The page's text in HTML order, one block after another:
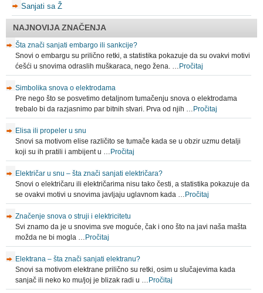
Sanjati sa Ž
NAJNOVIJA ZNAČENJA
Šta znači sanjati embargo ili sankcije?
Snovi o embargu su prilično retki, a statistika pokazuje da su ovakvi motivi
ćešći u snovima odraslih muškaraca, nego žena. … Pročitaj
Simbolika snova o elektrodama
Pre nego što se posvetimo detaljnom tumačenju snova o elektrodama
trebalo bi da razjasnimo par bitnih stvari. Prva od njih … Pročitaj
Elisa ili propeler u snu
Snovi sa motivom elise različito se tumače kada se u obzir uzmu detalji
koji su ih pratili i ambijent u … Pročitaj
Električar u snu – šta znači sanjati električara?
Snovi o električaru ili električarima nisu tako česti, a statistika pokazuje da
se ovakvi motivi u snovima javljaju uglavnom kada … Pročitaj
Značenje snova o struji i elektricitetu
Svi znamo da je u snovima sve moguće, čak i ono što na javi naša mašta
možda ne bi mogla … Pročitaj
Elektrana – šta znači sanjati elektranu?
Snovi sa motivom elektrane prilično su retki, osim u slučajevima kada
sanjač ili neko ko mu/joj je blizak radi u … Pročitaj